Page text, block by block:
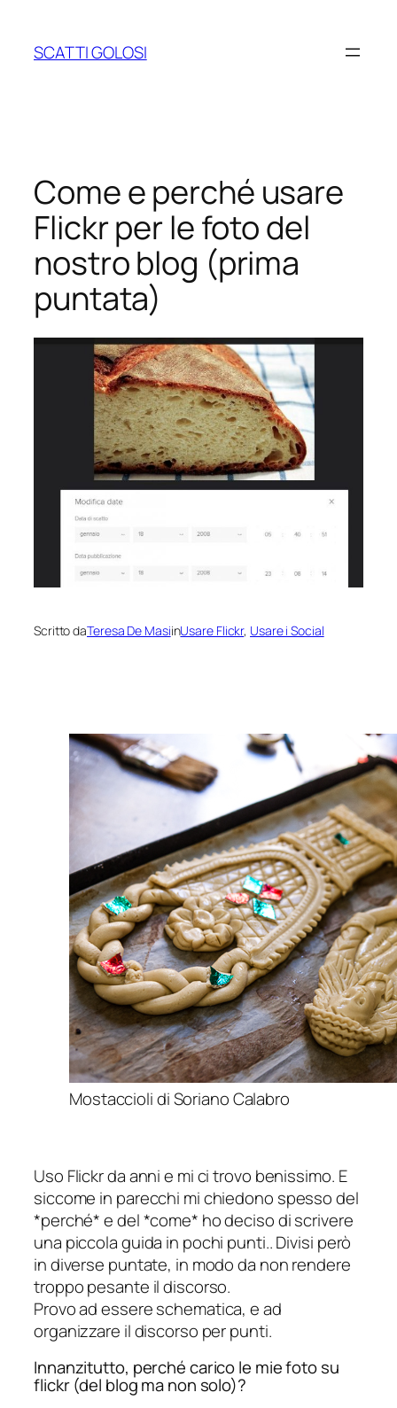
contenuto
SCATTI GOLOSI
Come e perché usare
Flickr per le foto del
nostro blog (prima
puntata)
Scritto daTeresa De MasiinUsare Flickr, Usare i Social
Mostaccioli di Soriano Calabro
Uso Flickr da anni e mi ci trovo benissimo. E
siccome in parecchi mi chiedono spesso del
*perché* e del *come* ho deciso di scrivere
una piccola guida in pochi punti.. Divisi però
in diverse puntate, in modo da non rendere
troppo pesante il discorso.
Provo ad essere schematica, e ad
organizzare il discorso per punti.
Innanzitutto, perché carico le mie foto su
flickr (del blog ma non solo)?